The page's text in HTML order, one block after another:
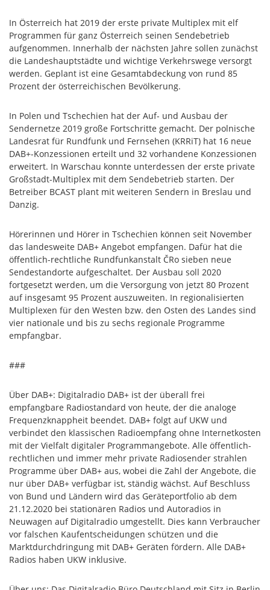
In Österreich hat 2019 der erste private Multiplex mit elf
Programmen für ganz Österreich seinen Sendebetrieb
aufgenommen. Innerhalb der nächsten Jahre sollen zunächst
die Landeshauptstädte und wichtige Verkehrswege versorgt
werden. Geplant ist eine Gesamtabdeckung von rund 85
Prozent der österreichischen Bevölkerung.
In Polen und Tschechien hat der Auf- und Ausbau der
Sendernetze 2019 große Fortschritte gemacht. Der polnische
Landesrat für Rundfunk und Fernsehen (KRRiT) hat 16 neue
DAB+-Konzessionen erteilt und 32 vorhandene Konzessionen
erweitert. In Warschau konnte unterdessen der erste private
Großstadt-Multiplex mit dem Sendebetrieb starten. Der
Betreiber BCAST plant mit weiteren Sendern in Breslau und
Danzig.
Hörerinnen und Hörer in Tschechien können seit November
das landesweite DAB+ Angebot empfangen. Dafür hat die
öffentlich-rechtliche Rundfunkanstalt ČRo sieben neue
Sendestandorte aufgeschaltet. Der Ausbau soll 2020
fortgesetzt werden, um die Versorgung von jetzt 80 Prozent
auf insgesamt 95 Prozent auszuweiten. In regionalisierten
Multiplexen für den Westen bzw. den Osten des Landes sind
vier nationale und bis zu sechs regionale Programme
empfangbar.
###
Über DAB+: Digitalradio DAB+ ist der überall frei
empfangbare Radiostandard von heute, der die analoge
Frequenzknappheit beendet. DAB+ folgt auf UKW und
verbindet den klassischen Radioempfang ohne Internetkosten
mit der Vielfalt digitaler Programmangebote. Alle öffentlich-
rechtlichen und immer mehr private Radiosender strahlen
Programme über DAB+ aus, wobei die Zahl der Angebote, die
nur über DAB+ verfügbar ist, ständig wächst. Auf Beschluss
von Bund und Ländern wird das Geräteportfolio ab dem
21.12.2020 bei stationären Radios und Autoradios in
Neuwagen auf Digitalradio umgestellt. Dies kann Verbraucher
vor falschen Kaufentscheidungen schützen und die
Marktdurchdringung mit DAB+ Geräten fördern. Alle DAB+
Radios haben UKW inklusive.